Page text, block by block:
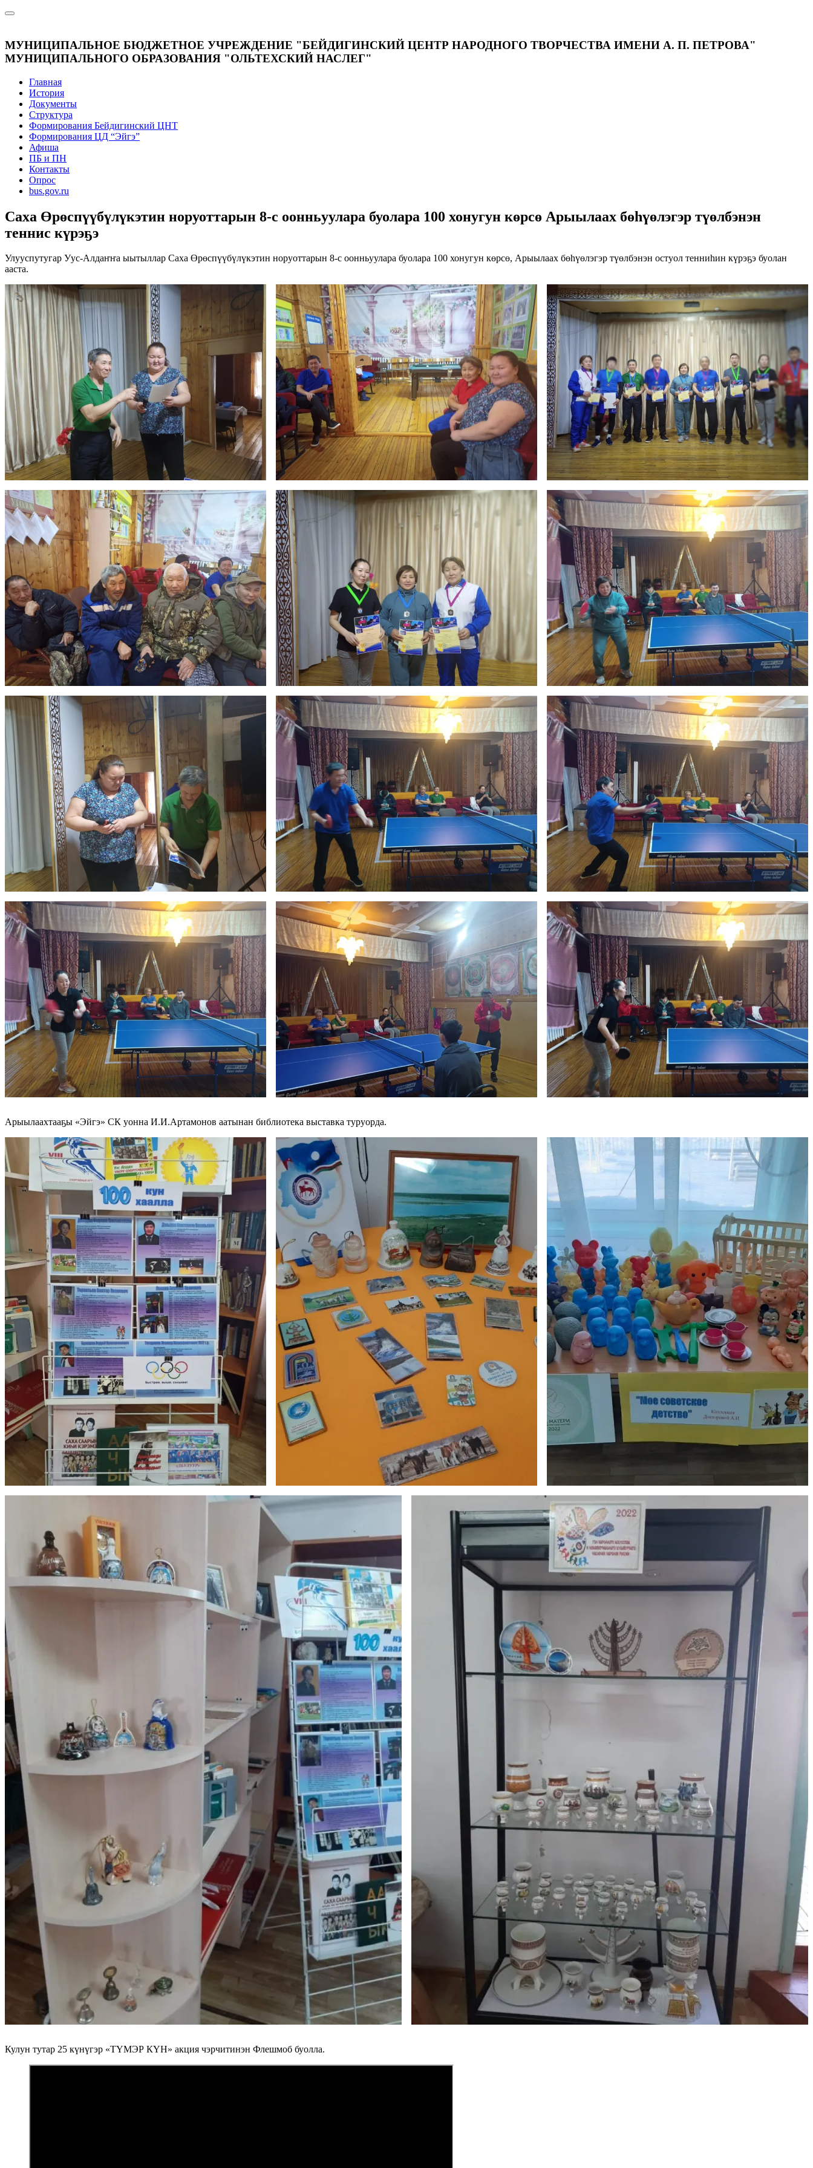
МУНИЦИПАЛЬНОЕ БЮДЖЕТНОЕ УЧРЕЖДЕНИЕ "БЕЙДИГИНСКИЙ ЦЕНТР НАРОДНОГО ТВОРЧЕСТВА ИМЕНИ А. П. ПЕТРОВА"
МУНИЦИПАЛЬНОГО ОБРАЗОВАНИЯ "ОЛЬТЕХСКИЙ НАСЛЕГ"
Главная
История
Документы
Структура
Формирования Бейдигинский ЦНТ
Формирования ЦД “Эйгэ”
Афиша
ПБ и ПН
Контакты
Опрос
bus.gov.ru
Саха Өрөспүүбүлүкэтин норуоттарын 8-с оонньуулара буолара 100 хонугун көрсө Арыылаах бөһүөлэгэр түөлбэнэн
теннис күрэҕэ
Улууспутугар Уус-Алдаҥҥа ыытыллар Саха Өрөспүүбүлүкэтин норуоттарын 8-с оонньуулара буолара 100 хонугун көрсө, Арыылаах бөһүөлэгэр түөлбэнэн остуол тенниһин күрэҕэ буолан
ааста.
Арыылаахтааҕы «Эйгэ» СК уонна И.И.Артамонов аатынан библиотека выставка туруорда.
Кулун тутар 25 күнүгэр «ТҮМЭР КҮН» акция чэрчитинэн Флешмоб буолла.